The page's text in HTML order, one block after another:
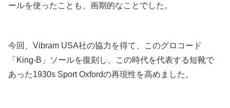
ールを使ったことも、画期的なことでした。
今回、Vibram USA社の協力を得て、このグロコード
「King-B」ソールを復刻し、この時代を代表する短靴で
あった1930s Sport Oxfordの再現性を高めました。